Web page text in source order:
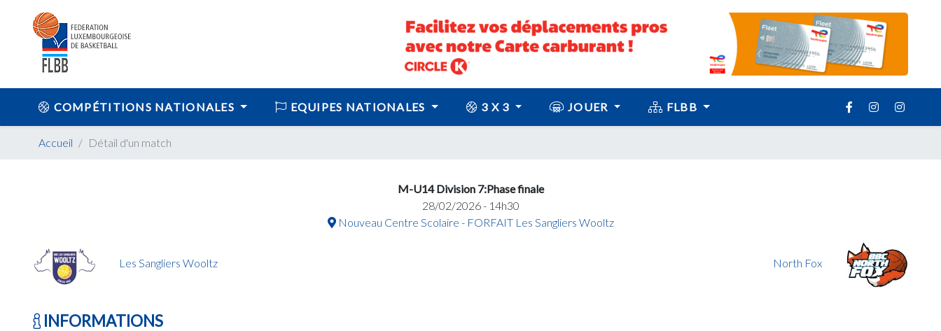
COMPÉTITIONS NATIONALES EQUIPES NATIONALES 3 X 3 JOUER FLBB
Accueil Détail d'un match
M-U14 Division 7:Phase finale
28/02/2026 - 14h30
Nouveau Centre Scolaire - FORFAIT Les Sangliers Wooltz
Les Sangliers Wooltz North Fox
INFORMATIONS